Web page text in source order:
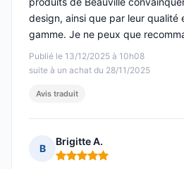
Publié le 13/12/2025 à 10h08
suite à un achat du 28/11/2025
design, ainsi que par leur qualité
gamme. Je ne peux que
Avis traduit
B
Brigitte A.
Note : 5 sur 5